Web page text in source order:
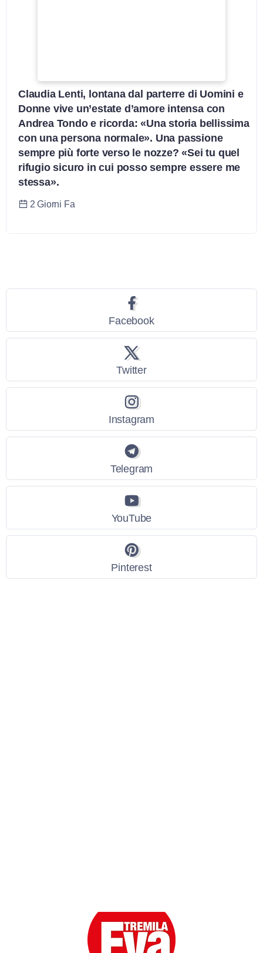
Claudia Lenti, lontana dal parterre di Uomini e
Donne vive un’estate d’amore intensa con
Andrea Tondo e ricorda: «Una storia bellissima
con una persona normale». Una passione
sempre più forte verso le nozze? «Sei tu quel
rifugio sicuro in cui posso sempre essere me
stessa».
2 Giorni Fa
Facebook
Twitter
Instagram
Telegram
YouTube
Pinterest